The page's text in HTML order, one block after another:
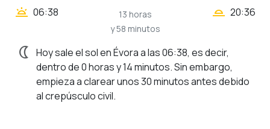
wb_twilight 06:38
13 horas
y 58 minutos
wb_twilight_2 20:36
nightlight Hoy sale el sol en Évora a las 06:38, es decir,
dentro de 0 horas y 14 minutos. Sin embargo,
empieza a clarear unos 30 minutos antes debido
al crepúsculo civil.